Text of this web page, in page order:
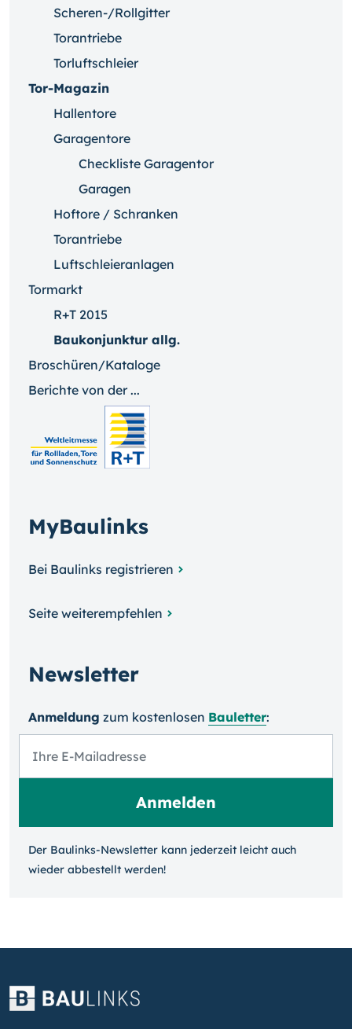
Scheren-/Rollgitter
Torantriebe
Torluftschleier
Tor-Magazin
Hallentore
Garagentore
Checkliste Garagentor
Garagen
Hoftore / Schranken
Torantriebe
Luftschleieranlagen
Tormarkt
R+T 2015
Baukonjunktur allg.
Broschüren/Kataloge
Berichte von der ...
MyBaulinks
Bei Baulinks registrieren
Seite weiterempfehlen
Newsletter
Anmeldung zum kosten­losen Bauletter:
Der Baulinks-Newsletter kann jeder­zeit leicht auch
wieder ab­bestellt werden!